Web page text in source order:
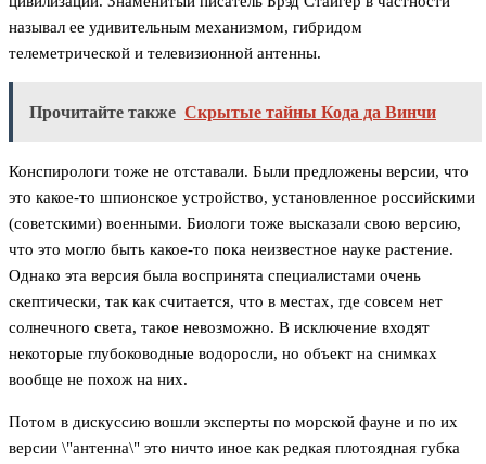
называл ее удивительным механизмом, гибридом
телеметрической и телевизионной антенны.
Прочитайте также Скрытые тайны Кода да Винчи
Конспирологи тоже не отставали. Были предложены версии, что
это какое-то шпионское устройство, установленное российскими
(советскими) военными. Биологи тоже высказали свою версию,
что это могло быть какое-то пока неизвестное науке растение.
Однако эта версия была воспринята специалистами очень
скептически, так как считается, что в местах, где совсем нет
солнечного света, такое невозможно. В исключение входят
некоторые глубоководные водоросли, но объект на снимках
вообще не похож на них.
Потом в дискуссию вошли эксперты по морской фауне и по их
версии \"антенна\" это ничто иное как редкая плотоядная губка